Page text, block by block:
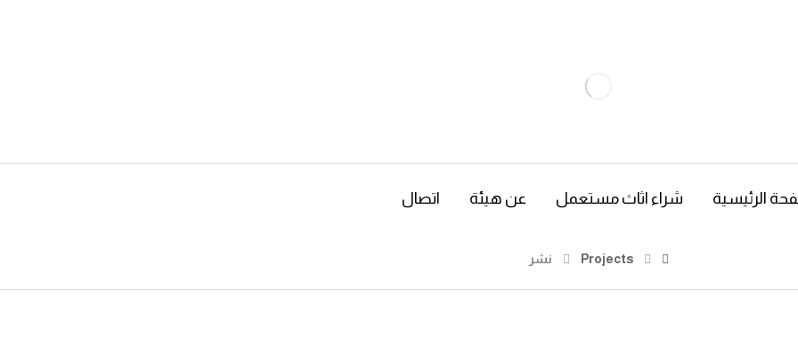
الرئيسية شراء اثاث مستعمل عن هيئة اتصال
Projects نشر